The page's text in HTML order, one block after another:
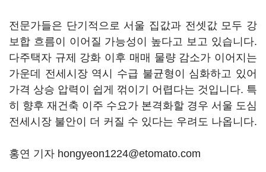
전문가들은 단기적으로 서울 집값과 전셋값 모두 강
보합 흐름이 이어질 가능성이 높다고 보고 있습니다.
다주택자 규제 강화 이후 매매 물량 감소가 이어지는
가운데 전세시장 역시 수급 불균형이 심화하고 있어
가격 상승 압력이 쉽게 꺾이기 어렵다는 것입니다. 특
히 향후 재건축 이주 수요가 본격화할 경우 서울 도심
전세시장 불안이 더 커질 수 있다는 우려도 나옵니다.
홍연 기자 hongyeon1224@etomato.com